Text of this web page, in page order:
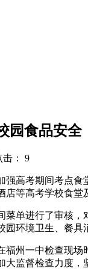
园食品安全
击： 9
强高考期间考点食
等高考学校食堂
菜单进行了审核
环境卫生、餐具
州一中检查现
监督检查力度